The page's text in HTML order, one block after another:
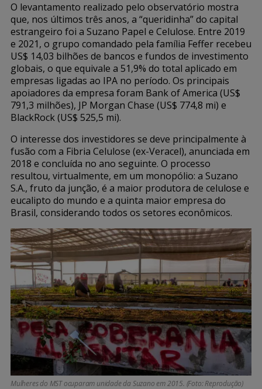
O levantamento realizado pelo observatório mostra
que, nos últimos três anos, a “queridinha” do capital
estrangeiro foi a Suzano Papel e Celulose. Entre 2019
e 2021, o grupo comandado pela família Feffer recebeu
US$ 14,03 bilhões de bancos e fundos de investimento
globais, o que equivale a 51,9% do total aplicado em
empresas ligadas ao IPA no período. Os principais
apoiadores da empresa foram Bank of America (US$
791,3 milhões), JP Morgan Chase (US$ 774,8 mi) e
BlackRock (US$ 525,5 mi).
O interesse dos investidores se deve principalmente à
fusão com a Fibria Celulose (ex-Veracel), anunciada em
2018 e concluída no ano seguinte. O processo
resultou, virtualmente, em um monopólio: a Suzano
S.A., fruto da junção, é a maior produtora de celulose e
eucalipto do mundo e a quinta maior empresa do
Brasil, considerando todos os setores econômicos.
Mulheres do MST ocuparam unidade da Suzano em 2015. (Foto: Reprodução)